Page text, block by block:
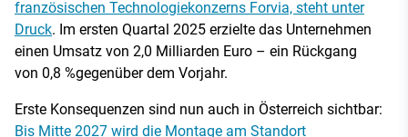
französischen Technologiekonzerns Forvia, steht unter
Druck. Im ersten Quartal 2025 erzielte das Unternehmen
einen Umsatz von 2,0 Milliarden Euro – ein Rückgang
von 0,8 %gegenüber dem Vorjahr.
Erste Konsequenzen sind nun auch in Österreich sichtbar:
Bis Mitte 2027 wird die Montage am Standort